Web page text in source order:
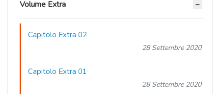
Volume Extra
Capitolo Extra 02
28 Settembre 2020
Capitolo Extra 01
28 Settembre 2020